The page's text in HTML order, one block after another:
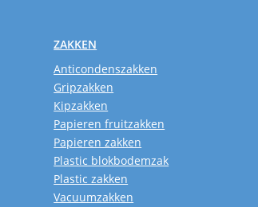
ZAKKEN
Anticondenszakken
Gripzakken
Kipzakken
Papieren fruitzakken
Papieren zakken
Plastic blokbodemzak
Plastic zakken
Vacuumzakken